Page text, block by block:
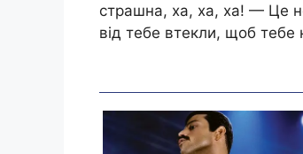
страшна, ха, ха, ха! — Це
від тебе втекли, щоб тебе